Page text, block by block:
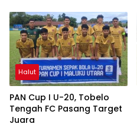
Halut
PAN Cup I U-20, Tobelo
Tengah FC Pasang Target
Juara